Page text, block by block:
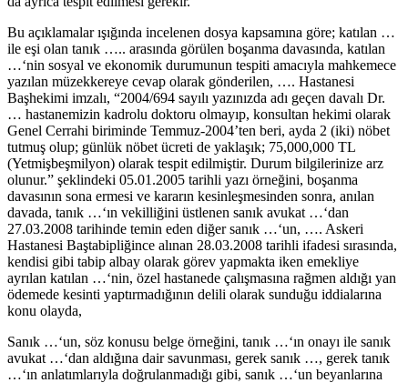
Bu açıklamalar ışığında incelenen dosya kapsamına göre; katılan …
ile eşi olan tanık ….. arasında görülen boşanma davasında, katılan
…‘nin sosyal ve ekonomik durumunun tespiti amacıyla mahkemece
yazılan müzekkereye cevap olarak gönderilen, …. Hastanesi
Başhekimi imzalı, “2004/694 sayılı yazınızda adı geçen davalı Dr.
… hastanemizin kadrolu doktoru olmayıp, konsultan hekimi olarak
Genel Cerrahi biriminde Temmuz-2004’ten beri, ayda 2 (iki) nöbet
tutmuş olup; günlük nöbet ücreti de yaklaşık; 75,000,000 TL
(Yetmişbeşmilyon) olarak tespit edilmiştir. Durum bilgilerinize arz
olunur.” şeklindeki 05.01.2005 tarihli yazı örneğini, boşanma
davasının sona ermesi ve kararın kesinleşmesinden sonra, anılan
davada, tanık …‘ın vekilliğini üstlenen sanık avukat …‘dan
27.03.2008 tarihinde temin eden diğer sanık …‘un, …. Askeri
Hastanesi Baştabipliğince alınan 28.03.2008 tarihli ifadesi sırasında,
kendisi gibi tabip albay olarak görev yapmakta iken emekliye
ayrılan katılan …‘nin, özel hastanede çalışmasına rağmen aldığı yan
ödemede kesinti yaptırmadığının delili olarak sunduğu iddialarına
konu olayda,
Sanık …‘un, söz konusu belge örneğini, tanık …‘ın onayı ile sanık
avukat …‘dan aldığına dair savunması, gerek sanık …, gerek tanık
…‘ın anlatımlarıyla doğrulanmadığı gibi, sanık …‘un beyanlarına